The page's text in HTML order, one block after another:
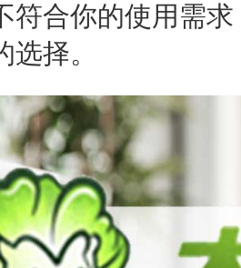
符合你的使用需
择。